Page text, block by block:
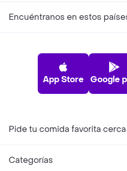
Encuéntranos en estos
App Store Google
Pide tu comida favorita
Categorías